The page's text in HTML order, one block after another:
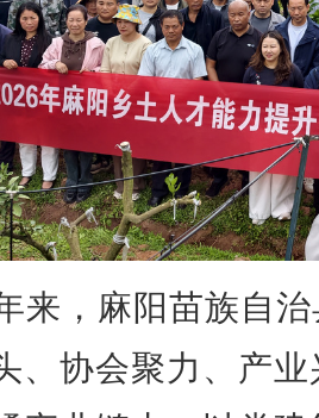
来，麻阳苗族自
、协会聚力、产